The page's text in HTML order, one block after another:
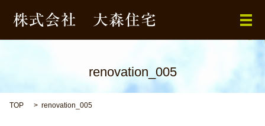
メ
renovation_005
TOP renovation_005